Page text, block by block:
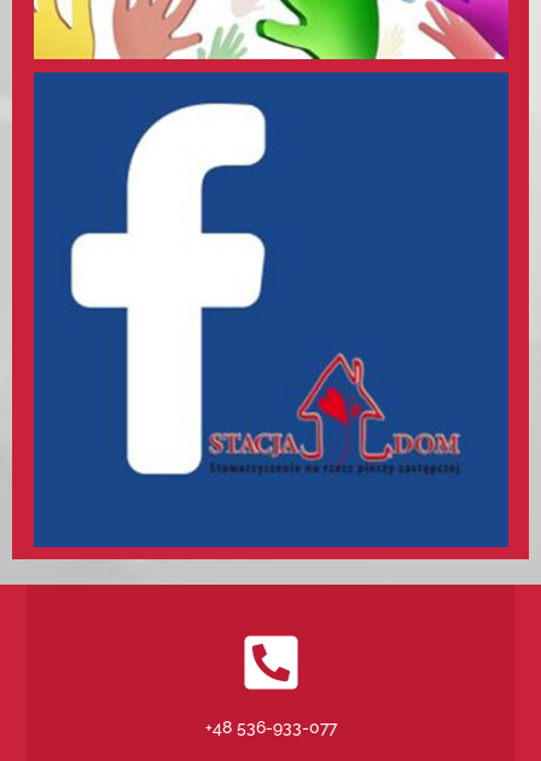
+48 536-933-077